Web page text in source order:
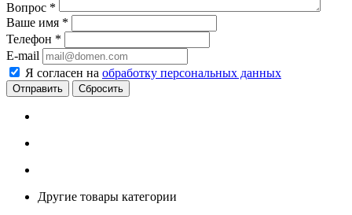
Вопрос *
Ваше имя *
Телефон *
E-mail
Я согласен на обработку персональных данных
Сбросить
Другие товары категории